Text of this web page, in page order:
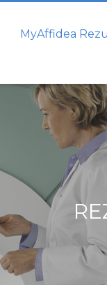
MyAffidea